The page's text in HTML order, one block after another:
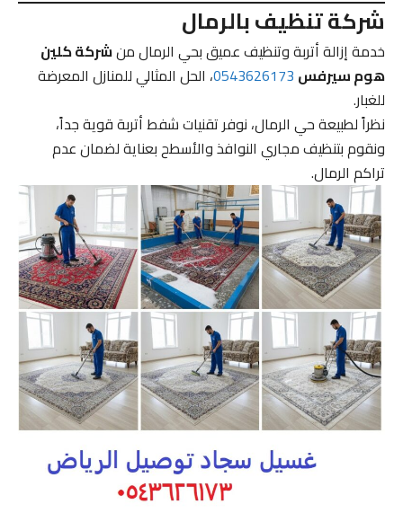
شركة تنظيف بالرمال
خدمة إزالة أتربة وتنظيف عميق بحي الرمال منشركة كلين
هوم سيرفس0543626173، الحل المثالي للمنازل المعرضة
للغبار.
نظراً لطبيعة حي الرمال، نوفر تقنيات شفط أتربة قوية جداً،
ونقوم بتنظيف مجاري النوافذ والأسطح بعناية لضمان عدم
تراكم الرمال.